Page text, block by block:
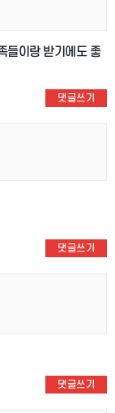
들이랑 받기에도 좋
댓글쓰기
댓글쓰기
댓글쓰기